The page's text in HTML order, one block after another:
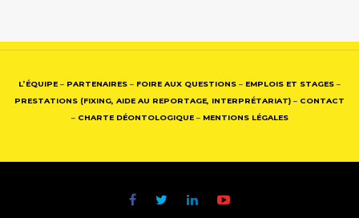
L’ÉQUIPE – PARTENAIRES – FOIRE AUX QUESTIONS – EMPLOIS ET STAGES –
PRESTATIONS (FIXING, AIDE AU REPORTAGE, INTERPRÉTARIAT) – CONTACT
– CHARTE DÉONTOLOGIQUE– MENTIONS LÉGALES